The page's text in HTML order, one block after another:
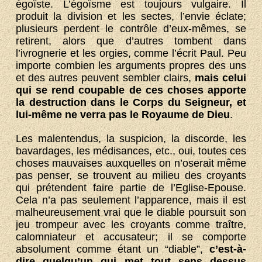
égoïste. L’égoïsme est toujours vulgaire. Il
produit la division et les sectes, l’envie éclate;
plusieurs perdent le contrôle d’eux-mêmes, se
retirent, alors que d’autres tombent dans
l’ivrognerie et les orgies, comme l’écrit Paul. Peu
importe combien les arguments propres des uns
et des autres peuvent sembler clairs,mais celui
qui se rend coupable de ces choses apporte
la destruction dans le Corps du Seigneur, et
lui-même ne verra pas le Royaume de Dieu.
Les malentendus, la suspicion, la discorde, les
bavardages, les médisances, etc., oui, toutes ces
choses mauvaises auxquelles on n’oserait même
pas penser, se trouvent au milieu des croyants
qui prétendent faire partie de l’Eglise-Epouse.
Cela n’a pas seulement l’apparence, mais il est
malheureusement vrai que le diable poursuit son
jeu trompeur avec les croyants comme traître,
calomniateur et accusateur; il se comporte
absolument comme étant un “diable”,c’est-à-